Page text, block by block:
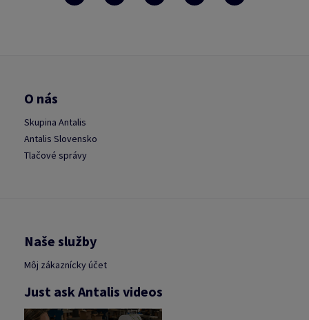
O nás
Skupina Antalis
Antalis Slovensko
Tlačové správy
Naše služby
Môj zákaznícky účet
Just ask Antalis videos